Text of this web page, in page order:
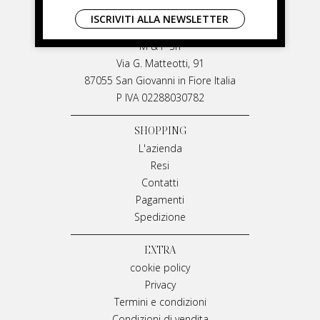
LIVIANA MIRARCHI
M & P Srl
Via G. Matteotti, 91
87055 San Giovanni in Fiore Italia
P IVA 02288030782
SHOPPING
L'azienda
Resi
Contatti
Pagamenti
Spedizione
EXTRA
cookie policy
Privacy
Termini e condizioni
ISCRIVITI ALLA NEWSLETTER